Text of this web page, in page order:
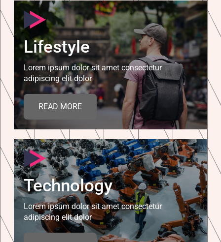
Lifestyle
Lorem ipsum dolor sit amet consectetur
adipiscing elit dolor
READ MORE
Technology
Lorem ipsum dolor sit amet consectetur
adipiscing elit dolor